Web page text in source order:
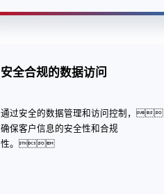
安全合规的数据访问
通过安全的数据管理和访问控制，
确保客户信息的安全性和合规
性。